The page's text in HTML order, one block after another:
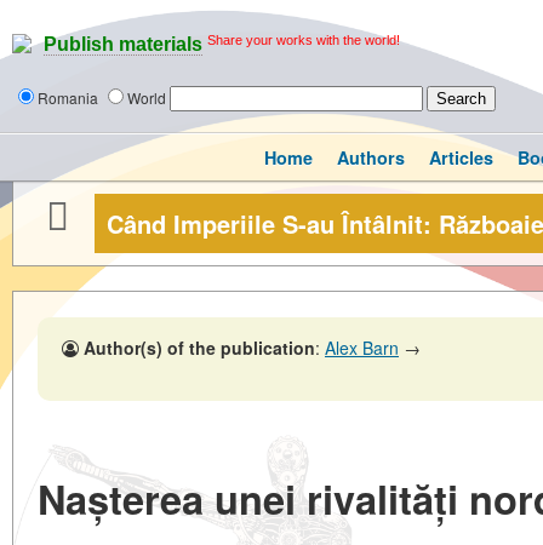
Publish materials Share your works with the world!
Romania World
Home Authors Articles
Când Imperiile S-au Întâlnit:
Author(s) of the publication: Alex Barn →
Nașterea unei rivalități